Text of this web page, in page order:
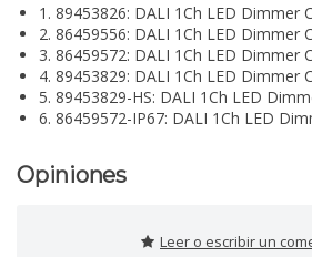
1. 89453826: DALI 1Ch LED Dimmer
2. 86459556: DALI 1Ch LED Dimmer
3. 86459572: DALI 1Ch LED Dimmer
4. 89453829: DALI 1Ch LED Dimmer
5. 89453829-HS: DALI 1Ch LED
6. 86459572-IP67: DALI 1Ch LED
Opiniones
Leer o escribir un